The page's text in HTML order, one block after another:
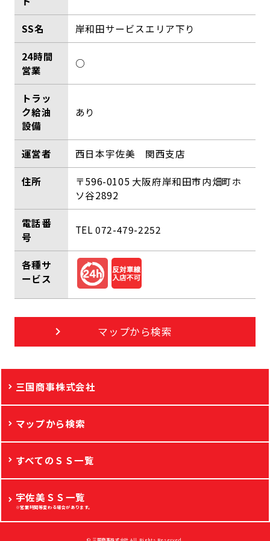
SS名 岸和田サービスエリア下り
24時間
営業
○
トラッ
ク給油
設備
あり
運営者 西日本宇佐美 関西支店
住所
〒596-0105 大阪府岸和田市内畑町ホ
ソ谷2892
電話番
号
TEL 072-479-2252
各種サ
ービス
マップから検索
三国商事株式会社
マップから検索
すべてのＳＳ一覧
宇佐美ＳＳ一覧
※営業時間等変わる場合があります。
© 三国商事株式会社 All Rights Reserved.